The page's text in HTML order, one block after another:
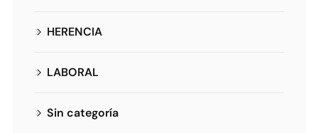
HERENCIA
LABORAL
Sin categoría